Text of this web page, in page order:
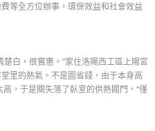
等全方位辦事，環保效益和社會效益
白，很實惠。”家住洛陽西工區上陽宮
里的熱氣。不是圖省錢，由于本身高
，于是關失落了臥室的供熱閥門，“僅